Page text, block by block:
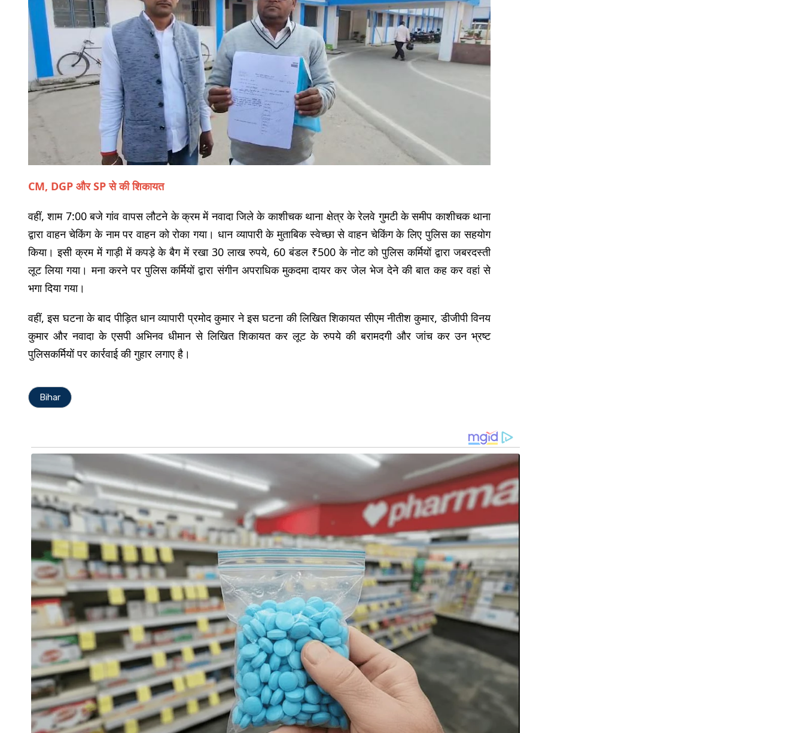
CM, DGP और SP से की शिकायत
वहीं, शाम 7:00 बजे गांव वापस लौटने के क्रम में नवादा जिले के काशीचक थाना क्षेत्र के रेलवे गुमटी के समीप काशीचक थाना
द्वारा वाहन चेकिंग के नाम पर वाहन को रोका गया। धान व्यापारी के मुताबिक स्वेच्छा से वाहन चेकिंग के लिए पुलिस का सहयोग
किया। इसी क्रम में गाड़ी में कपड़े के बैग में रखा 30 लाख रुपये, 60 बंडल ₹500 के नोट को पुलिस कर्मियों द्वारा जबरदस्ती
लूट लिया गया। मना करने पर पुलिस कर्मियों द्वारा संगीन अपराधिक मुकदमा दायर कर जेल भेज देने की बात कह कर वहां से
भगा दिया गया।
वहीं, इस घटना के बाद पीड़ित धान व्यापारी प्रमोद कुमार ने इस घटना की लिखित शिकायत सीएम नीतीश कुमार, डीजीपी विनय
कुमार और नवादा के एसपी अभिनव धीमान से लिखित शिकायत कर लूट के रुपये की बरामदगी और जांच कर उन भ्रष्ट
पुलिसकर्मियों पर कार्रवाई की गुहार लगाए है।
Bihar